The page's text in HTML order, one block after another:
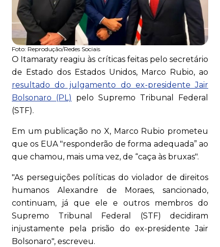
Foto: Reprodução/Redes Sociais
O Itamaraty reagiu às críticas feitas pelo secretário
de Estado dos Estados Unidos, Marco Rubio, ao
resultado do julgamento do ex-presidente Jair
Bolsonaro (PL)
pelo Supremo Tribunal Federal
(STF).
Em um publicação no X, Marco Rubio prometeu
que os EUA "responderão de forma adequada” ao
que chamou, mais uma vez, de “caça às bruxas".
"As perseguições políticas do violador de direitos
humanos Alexandre de Moraes, sancionado,
continuam, já que ele e outros membros do
Supremo Tribunal Federal (STF) decidiram
injustamente pela prisão do ex-presidente Jair
Bolsonaro", escreveu.